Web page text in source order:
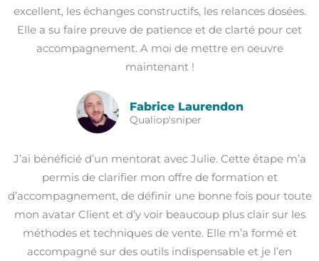
excellent, les échanges constructifs, les relances dosées.
Elle a su faire preuve de patience et de clarté pour cet
accompagnement. A moi de mettre en oeuvre
maintenant !
Fabrice Laurendon
Qualiop'sniper
J’ai bénéficié d’un mentorat avec Julie. Cette étape m’a
permis de clarifier mon offre de formation et
d’accompagnement, de définir une bonne fois pour toute
mon avatar Client et d’y voir beaucoup plus clair sur les
méthodes et techniques de vente. Elle m’a formé et
accompagné sur des outils indispensable et je l’en